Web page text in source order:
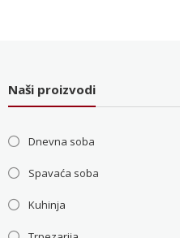
Naši proizvodi
Dnevna soba
Spavaća soba
Kuhinja